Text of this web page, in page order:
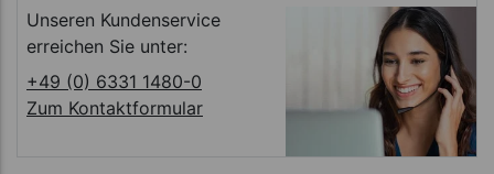
Unseren Kundenservice
erreichen Sie unter:
+49 (0) 6331 1480-0
Zum Kontaktformular